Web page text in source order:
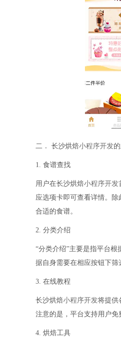
二． 长沙烘焙小程序开发
1. 食谱查找
用户在长沙烘焙小程序开发
应选项卡即可查看详情。
合适的食谱。
2. 分类介绍
“分类介绍”主要是指平台根
据自身需要在相应按钮下筛
3. 在线教程
长沙烘焙小程序开发将提供
注意的是，平台支持用户免
4. 烘焙工具